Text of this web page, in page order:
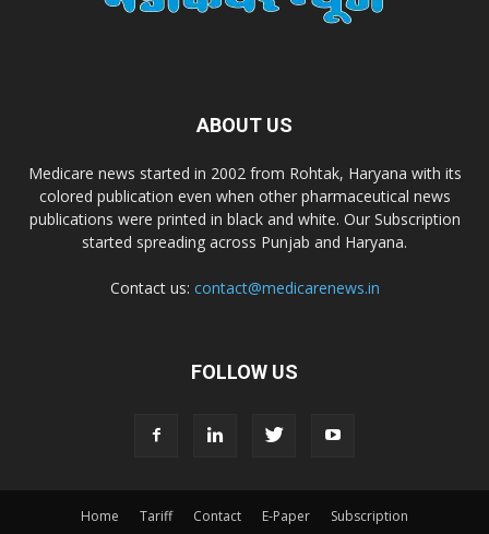
ABOUT US
Medicare news started in 2002 from Rohtak, Haryana with its
colored publication even when other pharmaceutical news
publications were printed in black and white. Our Subscription
started spreading across Punjab and Haryana.
Contact us: contact@medicarenews.in
FOLLOW US
Home Tariff Contact E-Paper Subscription